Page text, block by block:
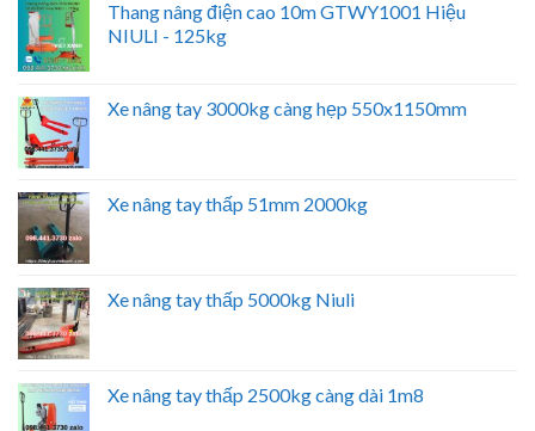
Thang nâng điện cao 10m GTWY1001 Hiệu
NIULI - 125kg
Xe nâng tay 3000kg càng hẹp 550x1150mm
Xe nâng tay thấp 51mm 2000kg
Xe nâng tay thấp 5000kg Niuli
Xe nâng tay thấp 2500kg càng dài 1m8